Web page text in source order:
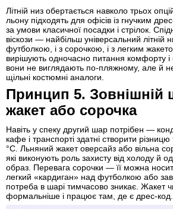
Літній низ обертається навколо трьох
льону підходять для офісів із гнучким
за умови класичної посадки і стрілок.
віскози — найбільш універсальний літній
футболкою, і з сорочкою, і з легким
вирішують одночасно питання комфорту і
вони не виглядають по-пляжному, але й
щільні костюмні аналоги.
Принцип 5. Зовнішній
жакет або сорочка
Навіть у спеку другий шар потрібен —
кафе і транспорті здатні створити
°C. Льняний жакет оверсайз або вільна
які виконують роль захисту від холоду й
образ. Перевага сорочки — її можна
легкий «кардиган» над футболкою або
потреба в шарі тимчасово зникає. Жакет
формальніше і працює там, де є дрес-код.